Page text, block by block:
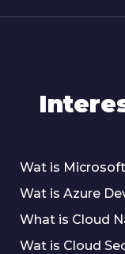
Wat is
Wat is Azure
What is Cloud
Wat is Cloud